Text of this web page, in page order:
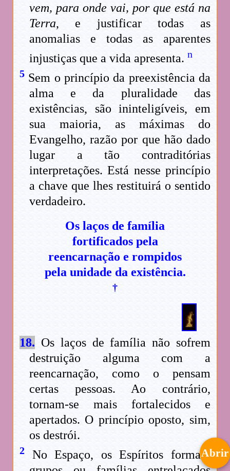
vem, para onde vai, por que está na
Terra, e justificar todas as
anomalias e todas as aparentes
injustiças que a vida apresenta.n
5 Sem o princípio da preexistência da
alma e da pluralidade das
existências, são ininteligíveis, em
sua maioria, as máximas do
Evangelho, razão por que hão dado
lugar a tão contraditórias
interpretações. Está nesse princípio
a chave que lhes restituirá o sentido
verdadeiro.
Os laços de família
fortificados pela
reencarnação e rompidos
pela unidade da existência.
†
18. Os laços de família não sofrem
destruição alguma com a
reencarnação, como o pensam
certas pessoas. Ao contrário,
tornam-se mais fortalecidos e
apertados. O princípio oposto, sim,
os destrói.
2 No Espaço, os Espíritos formamAbrir